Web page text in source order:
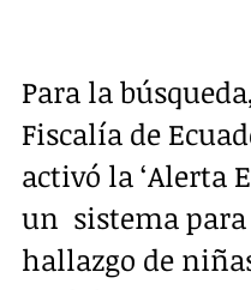
Para la
Fiscalía de
activó la ‘Alerta
un  sistema
hallazgo de